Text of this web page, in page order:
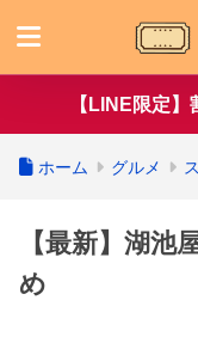
【LINE限定
ホーム グルメ
【最新】湖池
め